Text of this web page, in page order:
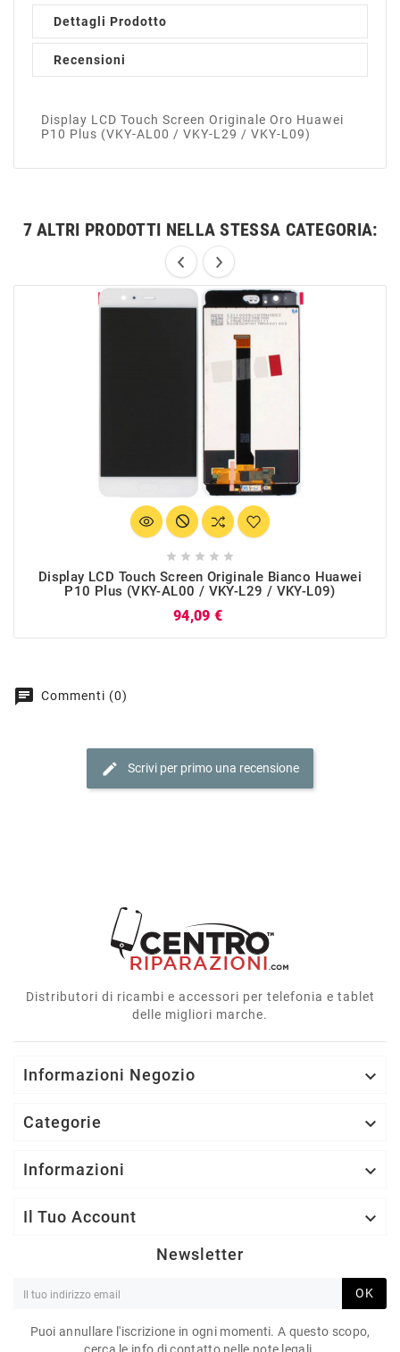
Dettagli Prodotto
Recensioni
Display LCD Touch Screen Originale Oro Huawei
P10 Plus (VKY-AL00 / VKY-L29 / VKY-L09)
7 ALTRI PRODOTTI NELLA STESSA CATEGORIA:
    
Display LCD Touch Screen Originale Bianco Huawei
P10 Plus (VKY-AL00 / VKY-L29 / VKY-L09)
94,09 €
chat Commenti (0)
edit Scrivi per primo una recensione
Distributori di ricambi e accessori per telefonia e tablet
delle migliori marche.
Informazioni Negozio 
Categorie 
Informazioni 
Il Tuo Account 
Newsletter
OK
Puoi annullare l'iscrizione in ogni momenti. A questo scopo,